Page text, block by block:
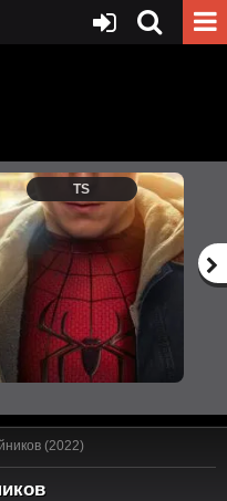
TS
(2022)